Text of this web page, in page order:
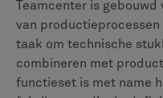
met standaard
gerelateerde
functionaliteit is
te voeren, zoals het
van de voortgang van